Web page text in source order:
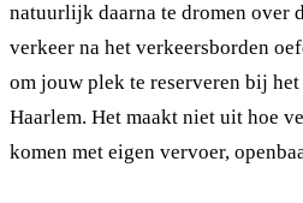
natuurlijk daarna te dromen over
verkeer na het verkeersborden
om jouw plek te reserveren bij
Haarlem. Het maakt niet uit hoe
komen met eigen vervoer,